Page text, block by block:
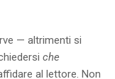
— altrimenti si
che
al lettore. Non